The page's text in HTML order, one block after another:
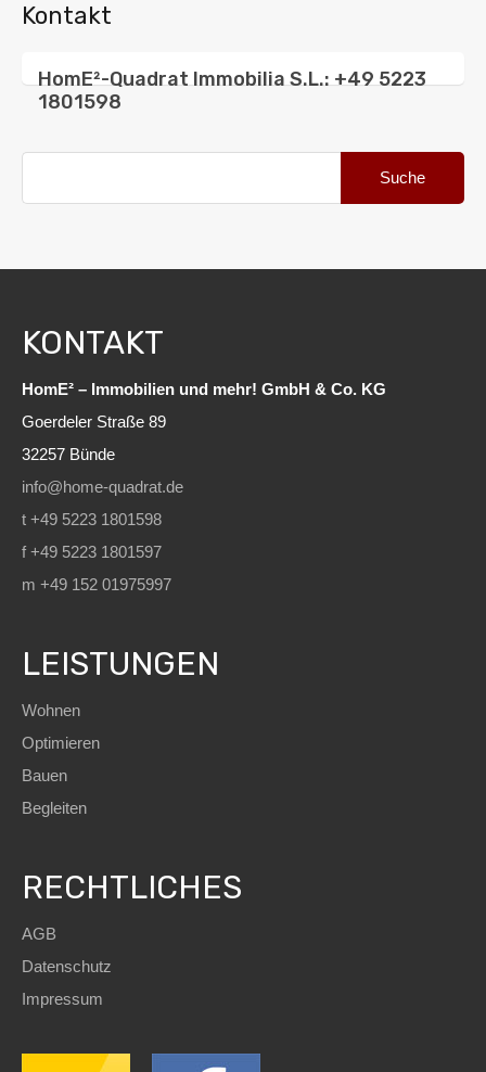
Kontakt
HomE²-Quadrat Immobilia S.L.: +49 5223
1801598
KONTAKT
HomE² – Immobilien und mehr! GmbH & Co. KG
Goerdeler Straße 89
32257 Bünde
info@home-quadrat.de
t +49 5223 1801598
f +49 5223 1801597
m +49 152 01975997
LEISTUNGEN
Wohnen
Optimieren
Bauen
Begleiten
RECHTLICHES
AGB
Datenschutz
Impressum